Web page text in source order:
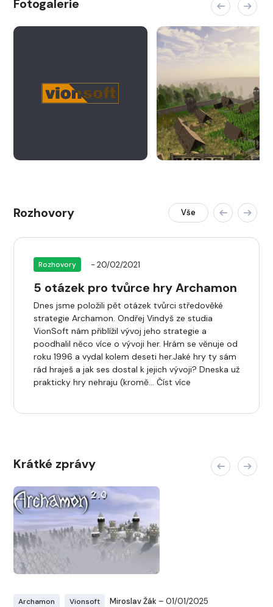
Fotogalerie
Rozhovory Vše
Rozhovory - 20/02/2021
5 otázek pro tvůrce hry Archamon
Dnes jsme položili pět otázek tvůrci středověké
strategie Archamon. Ondřej Vindyš ze studia
VionSoft nám přiblížil vývoj jeho strategie a
poodhalil něco více o vývoji her. Hrám se věnuje od
roku 1996 a vydal kolem deseti her.Jaké hry ty sám
rád hraješ a jak ses dostal k jejich vývoji? Dneska už
prakticky hry nehraju (kromě… Číst více
Krátké zprávy
Archamon Vionsoft Miroslav Žák – 01/01/2025